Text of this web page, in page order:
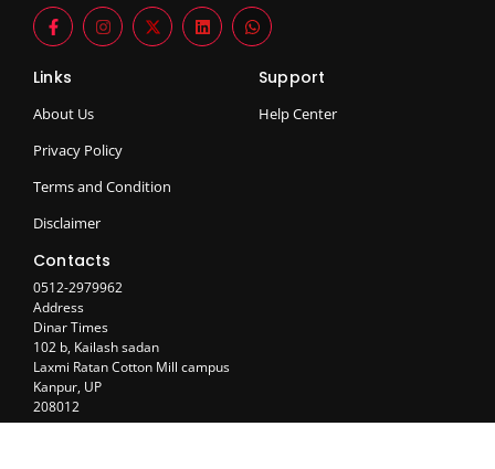
Links
About Us
Privacy Policy
Terms and Condition
Disclaimer
Support
Help Center
Contacts
0512-2979962
Address
Dinar Times
102 b, Kailash sadan
Laxmi Ratan Cotton Mill campus
Kanpur, UP
208012